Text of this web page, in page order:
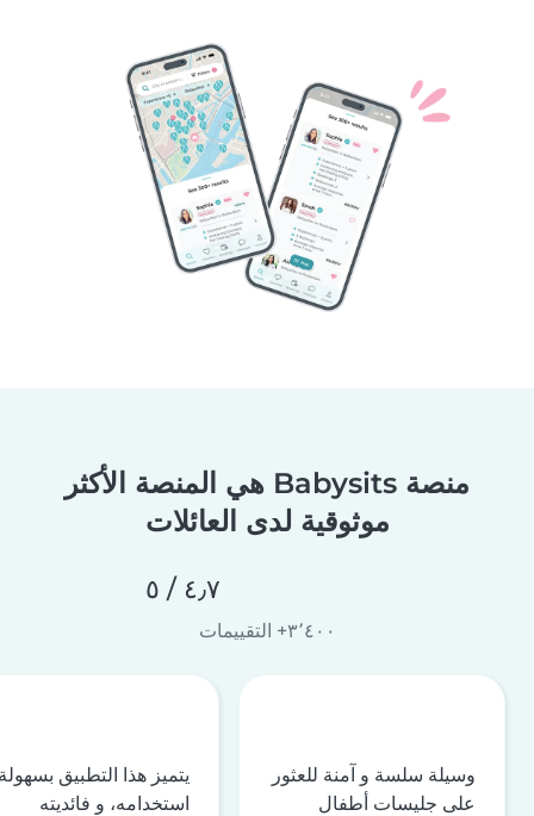
منصة Babysits هي المنصة الأكثر
موثوقية لدى العائلات
٤٫٧ / ٥
٣٬٤٠٠+ التقييمات
وسيلة سلسة و آمنة للعثور
على جليسات أطفال
يتميز هذا التطبيق
استخدامه، و فائديته